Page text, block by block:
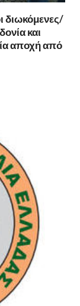
διωκόμενες/
και
αποχή από